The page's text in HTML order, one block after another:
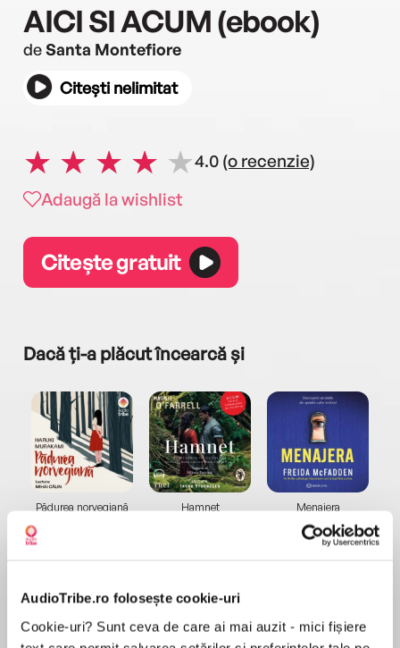
AudioTribe.ro folosește cookie-uri
Cookie-uri? Sunt ceva de care ai mai auzit - mici fișiere
AICI SI ACUM (ebook)
deSanta Montefiore
Citești nelimitat
4.0 (o recenzie)
Adaugă la wishlist
Citește gratuit
Dacă ți-a plăcut încearcă și
Pădurea norvegiană Hamnet Menajera